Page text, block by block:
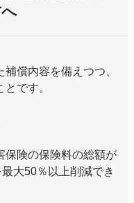
償内容を備えつつ、
です。
保険の保険料の総額が
大50％以上削減でき